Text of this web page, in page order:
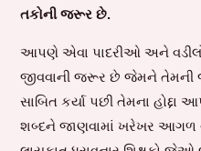
તકોની જરૂર છે.
આપણે એવા પાદરીઓ અને
જીવવાની જરૂર છે જેમને તેમની
સાબિત કર્યા પછી તેમના
શબ્દને જાણવામાં ખરેખર આગળ